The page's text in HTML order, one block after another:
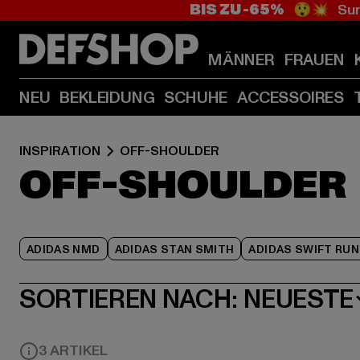
BIS ZU -65% 😲💥
MÄNNER FRAUEN
NEU BEKLEIDUNG SCHUHE ACCESSOIRES
INSPIRATION OFF-SHOULDER
OFF-SHOULDER
ADIDAS NMD ADIDAS STAN SMITH ADIDAS SWIFT RUN
SORTIEREN NACH: NEUESTE
3 ARTIKEL